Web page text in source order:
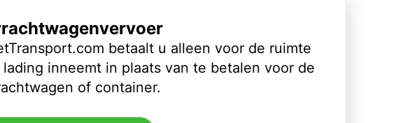
betaalt u alleen voor de ruimte
inneemt in plaats van te betalen voor de
of container.